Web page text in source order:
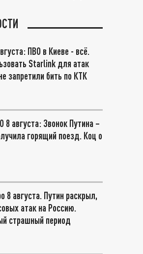
ПВО в Киеве - всё.
Starlink для атак
запретили бить по КТК
августа: Звонок Путина –
горящий поезд. Коц о
8 августа. Путин раскрыл,
атак на Россию.
страшный период